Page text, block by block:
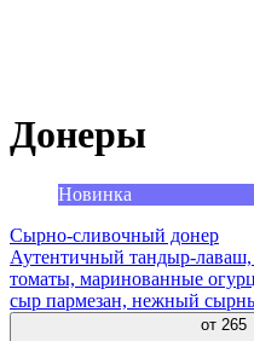
Донеры
Новинка
Сырно-сливочный донер
Аутентичный тандыр-
томаты, маринованные
сыр пармезан, нежный
от 265